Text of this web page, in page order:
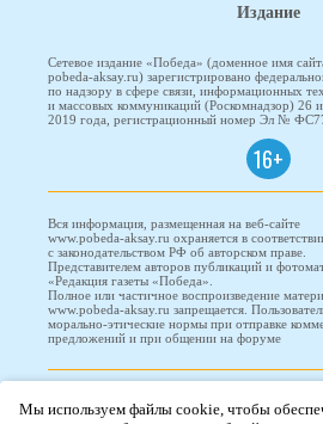
Издание
Сетевое издание «Победа» (доменное имя
pobeda-aksay.ru) зарегистрировано
по надзору в сфере связи, информационных
и массовых коммуникаций (Роскомнадзор) 26
2019 года, регистрационный номер Эл №
16+
Вся информация, размещенная на веб-сайте
www.pobeda-aksay.ru охраняется в
с законодательством РФ об авторском праве.
Представителем авторов публикаций и
«Редакция газеты «Победа».
Полное или частичное воспроизведение
www.pobeda-aksay.ru запрещается.
морально-этические нормы при отправке
предложений и при общении на форуме
Мы используем файлы cookie, чтобы